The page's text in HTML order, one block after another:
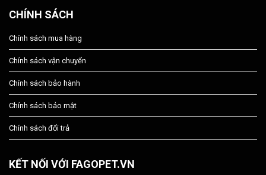
CHÍNH SÁCH
Chính sách mua hàng
Chính sách vận chuyển
Chính sách bảo hành
Chính sách bảo mật
Chính sách đổi trả
KẾT NỐI VỚI FAGOPET.VN